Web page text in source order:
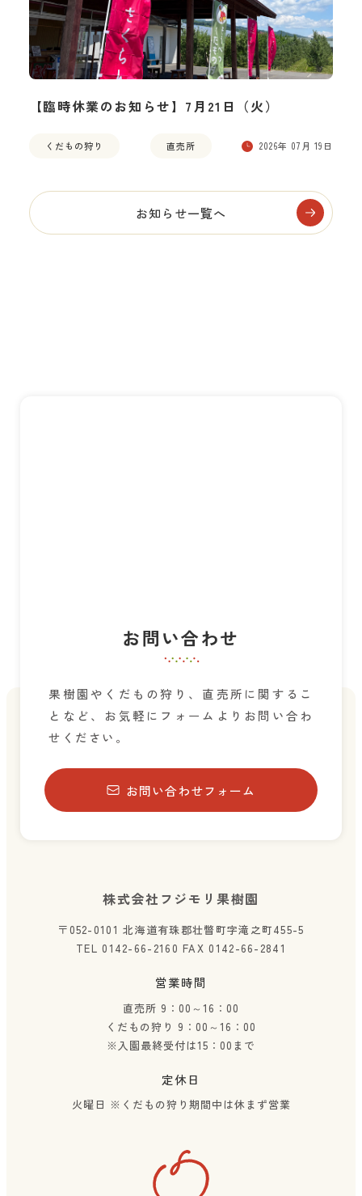
【臨時休業のお知らせ】7月21日（火）
くだもの狩り 直売所 2026年 07月 19日
お知らせ一覧へ
お問い合わせ
果樹園やくだもの狩り、直売所に関するこ
となど、お気軽にフォームよりお問い合わ
せください。
お問い合わせフォーム
株式会社フジモリ果樹園
〒052-0101 北海道有珠郡壮瞥町字滝之町455-5
TEL 0142-66-2160 FAX 0142-66-2841
営業時間
直売所 9：00～16：00
くだもの狩り 9：00～16：00
※入園最終受付は15：00まで
定休日
火曜日 ※くだもの狩り期間中は休まず営業